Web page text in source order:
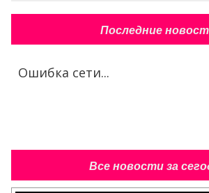
Последние
Ошибка сети...
Все новости за